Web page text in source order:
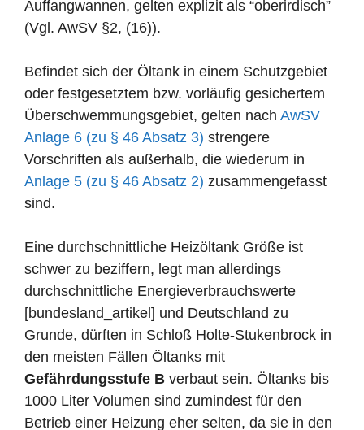
Auffangwannen, gelten explizit als “oberirdisch”
(Vgl. AwSV §2, (16)).
Befindet sich der Öltank in einem Schutzgebiet
oder festgesetztem bzw. vorläufig gesichertem
Überschwemmungsgebiet, gelten nach AwSV
Anlage 6 (zu § 46 Absatz 3) strengere
Vorschriften als außerhalb, die wiederum in
Anlage 5 (zu § 46 Absatz 2) zusammengefasst
sind.
Eine durchschnittliche Heizöltank Größe ist
schwer zu beziffern, legt man allerdings
durchschnittliche Energieverbrauchswerte
[bundesland_artikel] und Deutschland zu
Grunde, dürften in Schloß Holte-Stukenbrock in
den meisten Fällen Öltanks mit
Gefährdungsstufe B verbaut sein. Öltanks bis
1000 Liter Volumen sind zumindest für den
Betrieb einer Heizung eher selten, da sie in den